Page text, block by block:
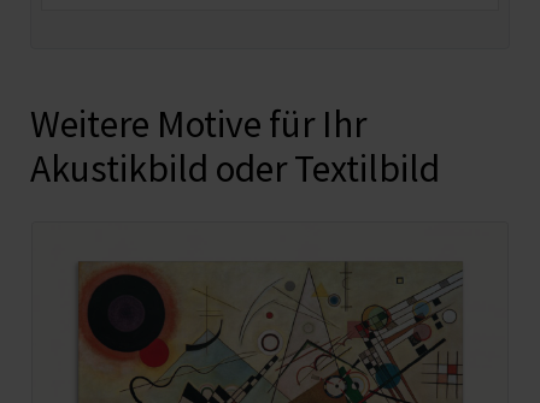
Weitere Motive für Ihr
Akustikbild oder Textilbild